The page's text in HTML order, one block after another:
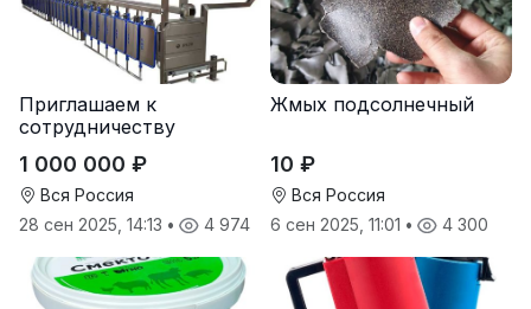
Приглашаем к
сотрудничеству
1 000 000 ₽
Вся Россия
28 сен 2025, 14:13 • 4 974
Жмых подсолнечный
10 ₽
Вся Россия
6 сен 2025, 11:01 • 4 300